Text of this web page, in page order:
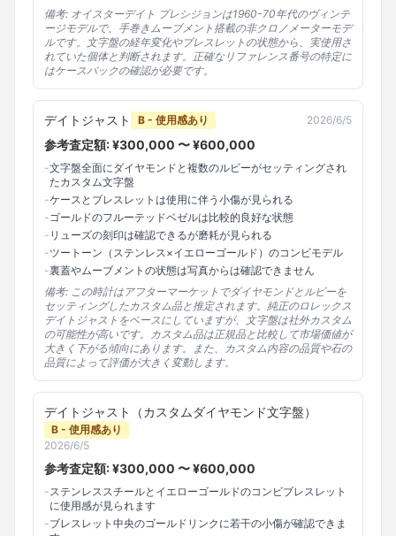
備考: オイスターデイト プレシジョンは1960-70年代のヴィンテ
ージモデルで、手巻きムーブメント搭載の非クロノメーターモデ
ルです。文字盤の経年変化やブレスレットの状態から、実使用さ
れていた個体と判断されます。正確なリファレンス番号の特定に
はケースバックの確認が必要です。
デイトジャスト B - 使用感あり 2026/6/5
参考査定額: ¥300,000 〜 ¥600,000
-文字盤全面にダイヤモンドと複数のルビーがセッティングされ
たカスタム文字盤
-ケースとブレスレットは使用に伴う小傷が見られる
-ゴールドのフルーテッドベゼルは比較的良好な状態
- リューズの刻印は確認できるが磨耗が見られる
-ツートーン（ステンレス×イエローゴールド）のコンビモデル
-裏蓋やムーブメントの状態は写真からは確認できません
備考: この時計はアフターマーケットでダイヤモンドとルビーを
セッティングしたカスタム品と推定されます。純正のロレックス
デイトジャストをベースにしていますが、文字盤は社外カスタム
の可能性が高いです。カスタム品は正規品と比較して市場価値が
大きく下がる傾向にあります。また、カスタム内容の品質や石の
品質によって評価が大きく変動します。
デイトジャスト（カスタムダイヤモンド文字盤）
B - 使用感あり
2026/6/5
参考査定額: ¥300,000 〜 ¥600,000
-ステンレススチールとイエローゴールドのコンビブレスレット
に使用感が見られます
-ブレスレット中央のゴールドリンクに若干の小傷が確認できま